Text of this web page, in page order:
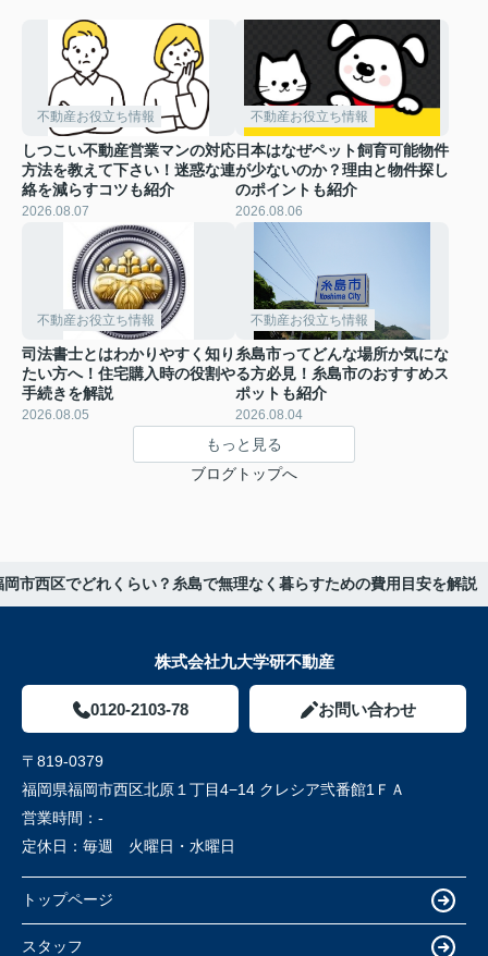
不動産お役立ち情報
しつこい不動産営業マンの対応
方法を教えて下さい！迷惑な連
絡を減らすコツも紹介
2026.08.07
不動産お役立ち情報
日本はなぜペット飼育可能物件
が少ないのか？理由と物件探し
のポイントも紹介
2026.08.06
不動産お役立ち情報
司法書士とはわかりやすく知り
たい方へ！住宅購入時の役割や
手続きを解説
2026.08.05
不動産お役立ち情報
糸島市ってどんな場所か気にな
る方必見！糸島市のおすすめス
ポットも紹介
2026.08.04
もっと見る
ブログトップへ
市西区でどれくらい？糸島で無理なく暮らすための費用目安を解説
株式会社九大学研不動産
0120-2103-78 お問い合わせ
〒819-0379
福岡県福岡市西区北原１丁目4−14 クレシア弐番館1ＦＡ
営業時間： -
定休日： 毎週 火曜日・水曜日
トップページ
スタッフ